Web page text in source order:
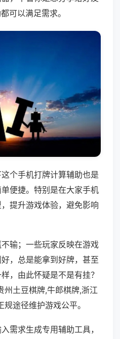
可以满足需求。
个手机打牌计算辅助也是
便捷。特别是在大家手机
提升游戏体验，避免影响
输；一些玩家反映在游戏
，总是能拿到好牌，甚至
，由此怀疑是不是有挂？
州土豆棋牌,牛郎棋牌,浙江
途径维护游戏公平。
需求生成专用辅助工具，